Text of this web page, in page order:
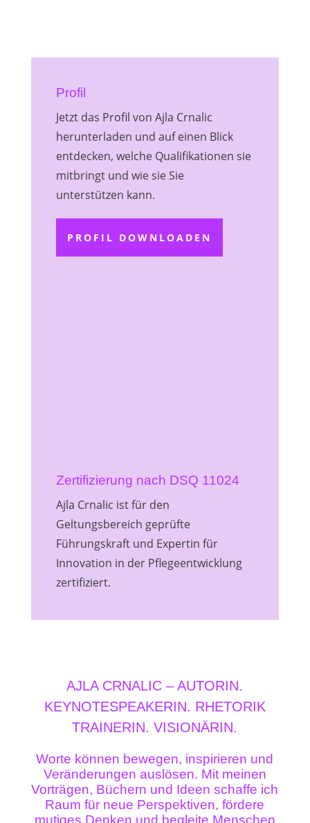
Profil
Jetzt das Profil von Ajla Crnalic
herunterladen und auf einen Blick
entdecken, welche Qualifikationen sie
mitbringt und wie sie Sie
unterstützen kann.
PROFIL DOWNLOADEN
Zertifizierung nach DSQ 11024
Ajla Crnalic ist für den
Geltungsbereich geprüfte
Führungskraft und Expertin für
Innovation in der Pflegeentwicklung
zertifiziert.
AJLA CRNALIC – AUTORIN.
KEYNOTESPEAKERIN. RHETORIK
TRAINERIN. VISIONÄRIN.
Worte können bewegen, inspirieren und
Veränderungen auslösen. Mit meinen
Vorträgen, Büchern und Ideen schaffe ich
Raum für neue Perspektiven, fördere
mutiges Denken und begleite Menschen